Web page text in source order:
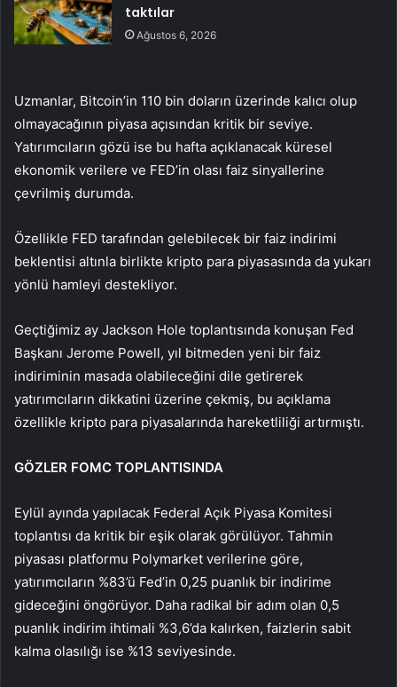
taktılar
Ağustos 6, 2026
Uzmanlar, Bitcoin’in 110 bin doların üzerinde kalıcı olup
olmayacağının piyasa açısından kritik bir seviye.
Yatırımcıların gözü ise bu hafta açıklanacak küresel
ekonomik verilere ve FED’in olası faiz sinyallerine
çevrilmiş durumda.
Özellikle FED tarafından gelebilecek bir faiz indirimi
beklentisi altınla birlikte kripto para piyasasında da yukarı
yönlü hamleyi destekliyor.
Geçtiğimiz ay Jackson Hole toplantısında konuşan Fed
Başkanı Jerome Powell, yıl bitmeden yeni bir faiz
indiriminin masada olabileceğini dile getirerek
yatırımcıların dikkatini üzerine çekmiş, bu açıklama
özellikle kripto para piyasalarında hareketliliği artırmıştı.
GÖZLER FOMC TOPLANTISINDA
Eylül ayında yapılacak Federal Açık Piyasa Komitesi
toplantısı da kritik bir eşik olarak görülüyor. Tahmin
piyasası platformu Polymarket verilerine göre,
yatırımcıların %83’ü Fed’in 0,25 puanlık bir indirime
gideceğini öngörüyor. Daha radikal bir adım olan 0,5
puanlık indirim ihtimali %3,6’da kalırken, faizlerin sabit
kalma olasılığı ise %13 seviyesinde.